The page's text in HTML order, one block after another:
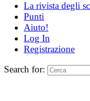
La rivista degli
Punti
Aiuto!
Log In
Registrazione
Search for: